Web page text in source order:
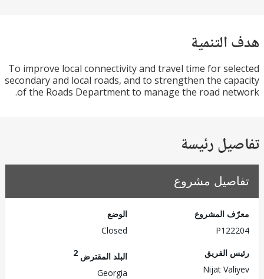
To improve local connectivity and travel time for
secondary and local roads, and to strengthen the
of the Roads Department to manage the road
رئيسة
مشروع
المشروع
الفريق
Nijat
البلد المقترض
Georgia